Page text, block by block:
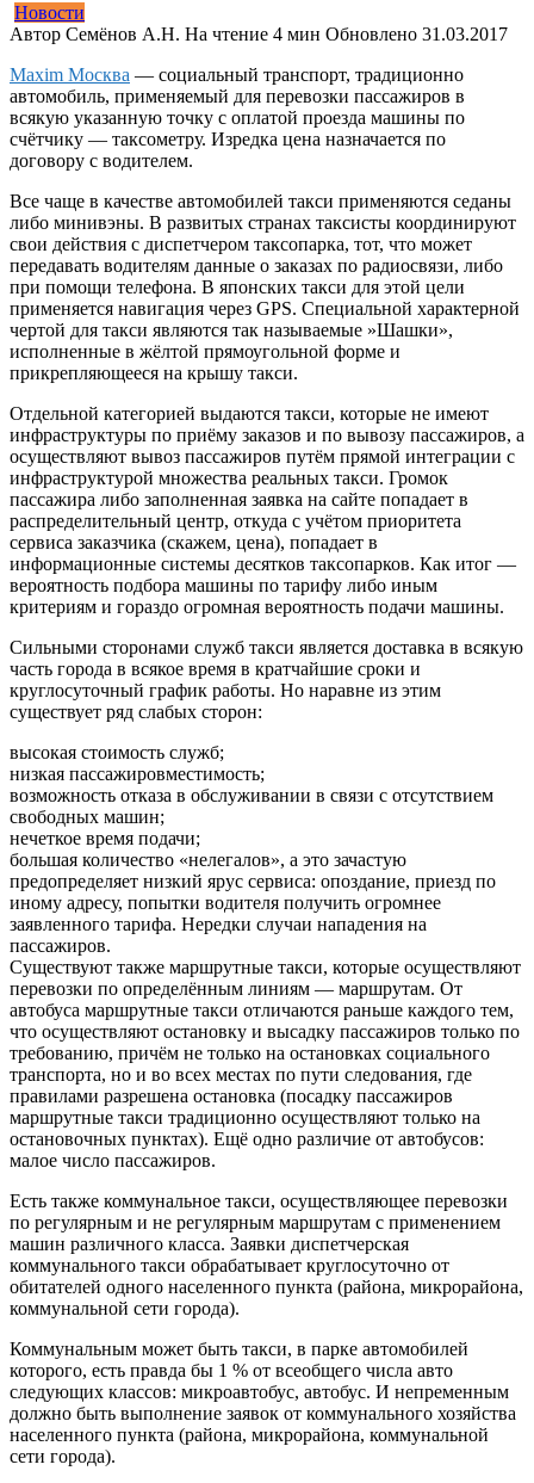
Новости
Автор Семёнов А.Н. На чтение 4 мин Обновлено 31.03.2017
Maxim Москва — социальный транспорт, традиционно
автомобиль, применяемый для перевозки пассажиров в
всякую указанную точку с оплатой проезда машины по
счётчику — таксометру. Изредка цена назначается по
договору с водителем.
Все чаще в качестве автомобилей такси применяются седаны
либо минивэны. В развитых странах таксисты координируют
свои действия с диспетчером таксопарка, тот, что может
передавать водителям данные о заказах по радиосвязи, либо
при помощи телефона. В японских такси для этой цели
применяется навигация через GPS. Специальной характерной
чертой для такси являются так называемые ­»Шашки»,
исполненные в жёлтой прямоугольной форме и
прикрепляющееся на крышу такси.
Отдельной категорией выдаются такси, которые не имеют
инфраструктуры по приёму заказов и по вывозу пассажиров, а
осуществляют вывоз пассажиров путём прямой интеграции с
инфраструктурой множества реальных такси. Громок
пассажира либо заполненная заявка на сайте попадает в
распределительный центр, откуда с учётом приоритета
сервиса заказчика (скажем, цена), попадает в
информационные системы десятков таксопарков. Как итог —
вероятность подбора машины по тарифу либо иным
критериям и гораздо огромная вероятность подачи машины.
Сильными сторонами служб такси является доставка в всякую
часть города в всякое время в кратчайшие сроки и
круглосуточный график работы. Но наравне из этим
существует ряд слабых сторон:
высокая стоимость служб;
низкая пассажировместимость;
возможность отказа в обслуживании в связи с отсутствием
свободных машин;
нечеткое время подачи;
большая количество «нелегалов», а это зачастую
предопределяет низкий ярус сервиса: опоздание, приезд по
иному адресу, попытки водителя получить огромнее
заявленного тарифа. Нередки случаи нападения на
пассажиров.
Существуют также маршрутные такси, которые осуществляют
перевозки по определённым линиям — маршрутам. От
автобуса маршрутные такси отличаются раньше каждого тем,
что осуществляют остановку и высадку пассажиров только по
требованию, причём не только на остановках социального
транспорта, но и во всех местах по пути следования, где
правилами разрешена остановка (посадку пассажиров
маршрутные такси традиционно осуществляют только на
остановочных пунктах). Ещё одно различие от автобусов:
малое число пассажиров.
Есть также коммунальное такси, осуществляющее перевозки
по регулярным и не регулярным маршрутам с применением
машин различного класса. Заявки диспетчерская
коммунального такси обрабатывает круглосуточно от
обитателей одного населенного пункта (района, микрорайона,
коммунальной сети города).
Коммунальным может быть такси, в парке автомобилей
которого, есть правда бы 1 % от всеобщего числа авто
следующих классов: микроавтобус, автобус. И непременным
должно быть выполнение заявок от коммунального хозяйства
населенного пункта (района, микрорайона, коммунальной
сети города).